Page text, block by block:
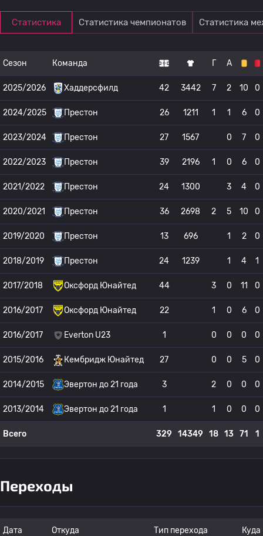
Статистика Статистика чемпионатов Статистика
Сезон Команда Г А
2025/2026 Хаддерсфилд 42 3442 7 2 10 0
2024/2025 Престон 26 1211 1 1 6 0
2023/2024 Престон 27 1567 0 7 0
2022/2023 Престон 39 2196 1 0 6 0
2021/2022 Престон 24 1300 3 4 0
2020/2021 Престон 36 2698 2 5 10 0
2019/2020 Престон 13 696 1 2 0
2018/2019 Престон 24 1239 1 4 1
2017/2018 Оксфорд Юнайтед 44 3 0 11 0
2016/2017 Оксфорд Юнайтед 22 1 0 6 0
2016/2017 Everton U23 1 0 0 0 0
2015/2016 Кембридж Юнайтед 27 0 0 5 0
2014/2015 Эвертон до 21 года 3 2 0 0 0
2013/2014 Эвертон до 21 года 1 1 0 0 0
Всего 329 14349 18 13 71 1
Переходы
Дата Откуда Тип перехода Куда